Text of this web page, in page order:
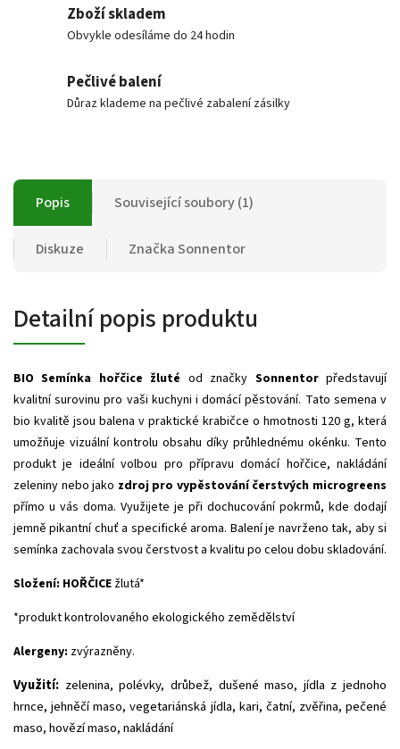
Zboží skladem
Obvykle odesíláme do 24 hodin
Pečlivé balení
Důraz klademe na pečlivé zabalení zásilky
Popis Související soubory (1)
Diskuze ZnačkaSonnentor
Detailní popis produktu
BIO Semínka hořčice žluté od značky Sonnentorpředstavují
kvalitní surovinu pro vaši kuchyni i domácí pěstování. Tato semena v
bio kvalitě jsou balena v praktické krabičce o hmotnosti 120 g, která
umožňuje vizuální kontrolu obsahu díky průhlednému okénku. Tento
produkt je ideální volbou pro přípravu domácí hořčice, nakládání
zeleniny nebo jako zdroj pro vypěstování čerstvých microgreens
přímo u vás doma. Využijete je při dochucování pokrmů, kde dodají
jemně pikantní chuť a specifické aroma. Balení je navrženo tak, aby si
semínka zachovala svou čerstvost a kvalitu po celou dobu skladování.
Složení: HOŘČICE žlutá*
*produkt kontrolovaného ekologického zemědělství
Alergeny: zvýrazněny.
Využití: zelenina, polévky, drůbež, dušené maso, jídla z jednoho
hrnce, jehněčí maso, vegetariánská jídla, kari, čatní, zvěřina, pečené
maso, hovězí maso, nakládání